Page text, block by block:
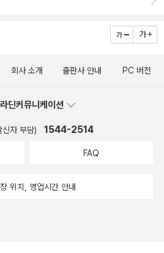
회사 소개 출판사 안내 PC 버전
딘커뮤니케이션
신자 부담) 1544-2514
FAQ
위치, 영업시간 안내